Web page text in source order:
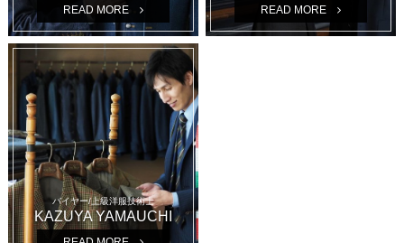
READ MORE READ MORE
バイヤー/上級洋服技術士
KAZUYA YAMAUCHI